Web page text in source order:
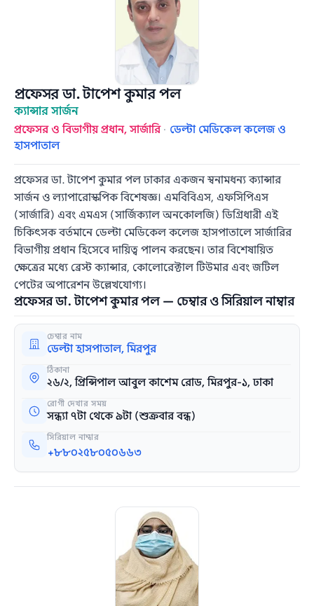
প্রফেসর ডা. টাপেশ কুমার পল
ক্যান্সার সার্জন
প্রফেসর ও বিভাগীয় প্রধান, সার্জারি · ডেল্টা মেডিকেল কলেজ ও
হাসপাতাল
প্রফেসর ডা. টাপেশ কুমার পল ঢাকার একজন স্বনামধন্য ক্যান্সার
সার্জন ও ল্যাপারোস্কপিক বিশেষজ্ঞ। এমবিবিএস, এফসিপিএস
(সার্জারি) এবং এমএস (সার্জিক্যাল অনকোলজি) ডিগ্রিধারী এই
চিকিৎসক বর্তমানে ডেল্টা মেডিকেল কলেজ হাসপাতালে সার্জারির
বিভাগীয় প্রধান হিসেবে দায়িত্ব পালন করছেন। তার বিশেষায়িত
ক্ষেত্রের মধ্যে ব্রেস্ট ক্যান্সার, কোলোরেক্টাল টিউমার এবং জটিল
পেটের অপারেশন উল্লেখযোগ্য।
প্রফেসর ডা. টাপেশ কুমার পল — চেম্বার ও সিরিয়াল নাম্বার
চেম্বার নাম
ডেল্টা হাসপাতাল, মিরপুর
ঠিকানা
২৬/২, প্রিন্সিপাল আবুল কাশেম রোড, মিরপুর-১, ঢাকা
রোগী দেখার সময়
সন্ধ্যা ৭টা থেকে ৯টা (শুক্রবার বন্ধ)
সিরিয়াল নাম্বার
+৮৮০২৫৮০৫০৬৬৩